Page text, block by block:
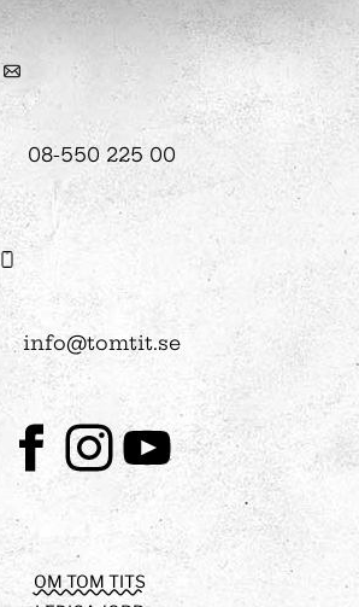
08-550 225 00
info@tomtit.se
FacebookInstagramYoutube
OM TOM TITS